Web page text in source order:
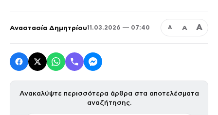
Αναστασία Δημητρίου11.03.2026 — 07:40 Α Α Α
Ανακαλύψτε περισσότερα άρθρα στα αποτελέσματα
αναζήτησης.